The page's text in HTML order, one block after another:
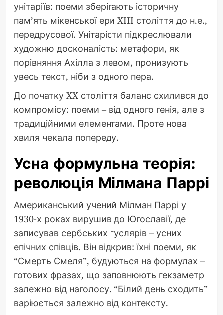
унітаріїв: поеми зберігають історичну
пам’ять мікенської ери XIII століття до н.е.,
передрусової. Унітарісти підкреслювали
художню досконалість: метафори, як
порівняння Ахілла з левом, пронизують
увесь текст, ніби з одного пера.
До початку XX століття баланс схилився до
компромісу: поеми – від одного генія, але з
традиційними елементами. Проте нова
хвиля чекала попереду.
Усна формульна теорія:
революція Мілмана Паррі
Американський учений Мілман Паррі у
1930-х роках вирушив до Югославії, де
записував сербських гуслярів – усних
епічних співців. Він відкрив: їхні поеми, як
“Смерть Смеля”, будуються на формулах –
готових фразах, що заповнюють гекзаметр
залежно від наголосу. “Білий день сходить”
варіюється залежно від контексту.